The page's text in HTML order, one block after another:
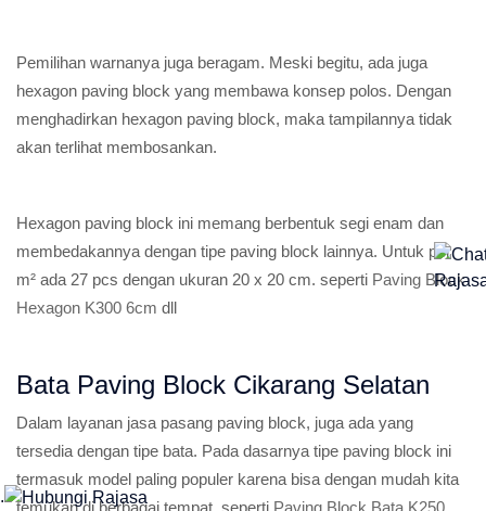
Pemilihan warnanya juga beragam. Meski begitu, ada juga
hexagon paving block yang membawa konsep polos. Dengan
menghadirkan hexagon paving block, maka tampilannya tidak
akan terlihat membosankan.
Hexagon paving block ini memang berbentuk segi enam dan
membedakannya dengan tipe paving block lainnya. Untuk per
m² ada 27 pcs dengan ukuran 20 x 20 cm. seperti Paving Block
Hexagon K300 6cm dll
Bata Paving Block Cikarang Selatan
Dalam layanan jasa pasang paving block, juga ada yang
tersedia dengan tipe bata. Pada dasarnya tipe paving block ini
termasuk model paling populer karena bisa dengan mudah kita
temukan di berbagai tempat, seperti Paving Block Bata K250
.